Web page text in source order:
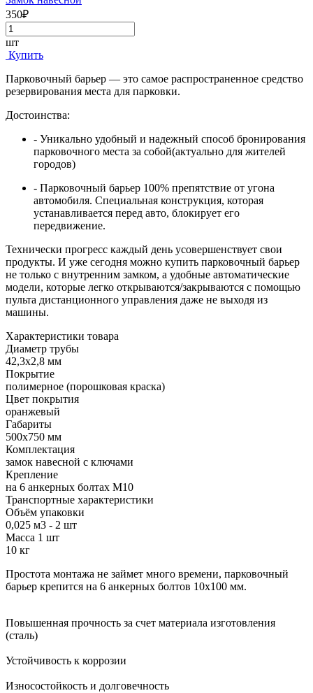
350₽
шт
Купить
Парковочный барьер — это самое распространенное средство
резервирования места для парковки.
Достоинства:
- Уникально удобный и надежный способ бронирования
парковочного места за собой(актуально для жителей
городов)
- Парковочный барьер 100% препятствие от угона
автомобиля. Специальная конструкция, которая
устанавливается перед авто, блокирует его
передвижение.
Технически прогресс каждый день усовершенствует свои
продукты. И уже сегодня можно купить парковочный барьер
не только с внутренним замком, а удобные автоматические
модели, которые легко открываются/закрываются с помощью
пульта дистанционного управления даже не выходя из
машины.
Характеристики товара
Диаметр трубы
42,3х2,8 мм
Покрытие
полимерное (порошковая краска)
Цвет покрытия
оранжевый
Габариты
500х750 мм
Комплектация
замок навесной с ключами
Крепление
на 6 анкерных болтах М10
Транспортные характеристики
Объём упаковки
0,025 м3 - 2 шт
Масса 1 шт
10 кг
Простота монтажа не займет много времени, парковочный
барьер крепится на 6 анкерных болтов 10х100 мм.
Повышенная прочность за счет материала изготовления
(сталь)
Устойчивость к коррозии
Износостойкость и долговечность